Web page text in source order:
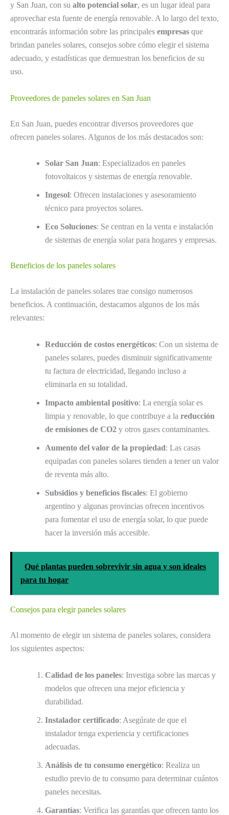
y San Juan, con su alto potencial solar, es un lugar ideal para
aprovechar esta fuente de energía renovable. A lo largo del texto,
encontrarás información sobre las principales empresas que
brindan paneles solares, consejos sobre cómo elegir el sistema
adecuado, y estadísticas que demuestran los beneficios de su
uso.
Proveedores de paneles solares en San Juan
En San Juan, puedes encontrar diversos proveedores que
ofrecen paneles solares. Algunos de los más destacados son:
Solar San Juan: Especializados en paneles
fotovoltaicos y sistemas de energía renovable.
Ingesol: Ofrecen instalaciones y asesoramiento
técnico para proyectos solares.
Eco Soluciones: Se centran en la venta e instalación
de sistemas de energía solar para hogares y empresas.
Beneficios de los paneles solares
La instalación de paneles solares trae consigo numerosos
beneficios. A continuación, destacamos algunos de los más
relevantes:
Reducción de costos energéticos: Con un sistema de
paneles solares, puedes disminuir significativamente
tu factura de electricidad, llegando incluso a
eliminarla en su totalidad.
Impacto ambiental positivo: La energía solar es
limpia y renovable, lo que contribuye a la reducción
de emisiones de CO2 y otros gases contaminantes.
Aumento del valor de la propiedad: Las casas
equipadas con paneles solares tienden a tener un valor
de reventa más alto.
Subsidios y beneficios fiscales: El gobierno
argentino y algunas provincias ofrecen incentivos
para fomentar el uso de energía solar, lo que puede
hacer la inversión más accesible.
Qué plantas pueden sobrevivir sin agua y son ideales
para tu hogar
Consejos para elegir paneles solares
Al momento de elegir un sistema de paneles solares, considera
los siguientes aspectos:
Calidad de los paneles: Investiga sobre las marcas y
modelos que ofrecen una mejor eficiencia y
durabilidad.
Instalador certificado: Asegúrate de que el
instalador tenga experiencia y certificaciones
adecuadas.
Análisis de tu consumo energético: Realiza un
estudio previo de tu consumo para determinar cuántos
paneles necesitas.
Garantías: Verifica las garantías que ofrecen tanto los